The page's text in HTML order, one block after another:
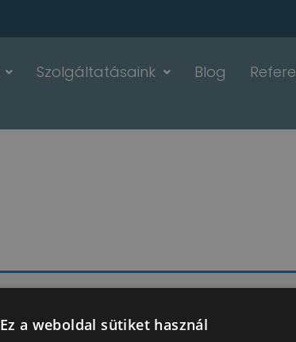
Szolgáltatásaink Blog
Ez a weboldal sütiket használ